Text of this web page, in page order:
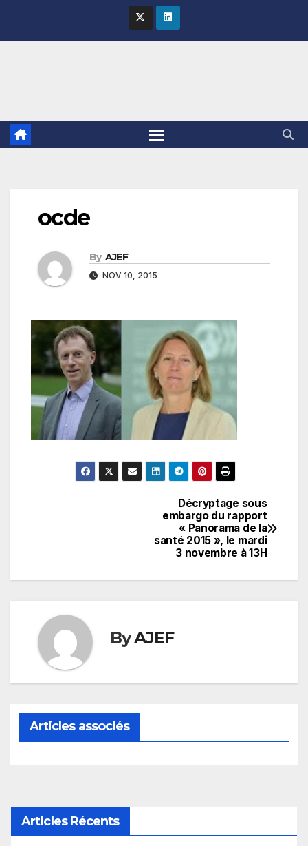
ocde
By AJEF
NOV 10, 2015
Décryptage sous
embargo du rapport
« Panorama de la
santé 2015 », le mardi
3 novembre à 13H
ByAJEF
Articles associés
Articles Récents